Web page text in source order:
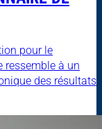
pour le
ressemble à un
des résultats